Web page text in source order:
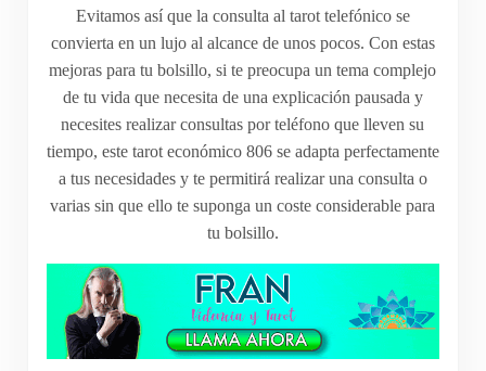
Evitamos así que la consulta al tarot telefónico se
convierta en un lujo al alcance de unos pocos. Con estas
mejoras para tu bolsillo, si te preocupa un tema complejo
de tu vida que necesita de una explicación pausada y
necesites realizar consultas por teléfono que lleven su
tiempo, este tarot económico 806 se adapta perfectamente
a tus necesidades y te permitirá realizar una consulta o
varias sin que ello te suponga un coste considerable para
tu bolsillo.